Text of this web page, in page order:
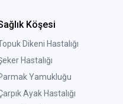
Köşesi
Dikeni Hastalığı
Hastalığı
Yamukluğu
Ayak Hastalığı